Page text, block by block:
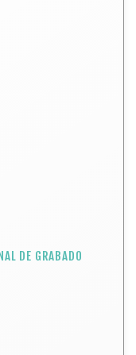
DE GRABADO